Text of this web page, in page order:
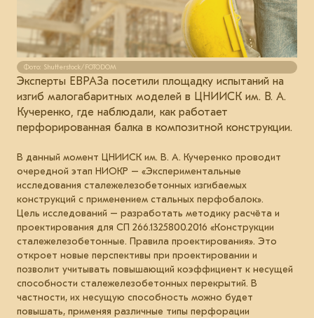
Фото: Shutterstock/FOTODOM
Эксперты ЕВРАЗа посетили площадку испытаний на
изгиб малогабаритных моделей в ЦНИИСК им. В. А.
Кучеренко, где наблюдали, как работает
перфорированная балка в композитной конструкции.
В данный момент ЦНИИСК им. В. А. Кучеренко проводит
очередной этап НИОКР – «Экспериментальные
исследования сталежелезобетонных изгибаемых
конструкций с применением стальных перфобалок».
Цель исследований – разработать методику расчёта и
проектирования для СП 266.1325800.2016 «Конструкции
сталежелезобетонные. Правила проектирования». Это
откроет новые перспективы при проектировании и
позволит учитывать повышающий коэффициент к несущей
способности сталежелезобетонных перекрытий. В
частности, их несущую способность можно будет
повышать, применяя различные типы перфорации